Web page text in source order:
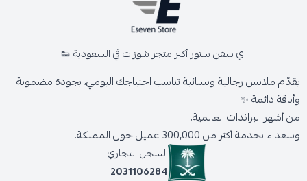
اي سفن ستور أكبر متجر شوزات في السعودية 👟
يقدّم ملابس رجالية ونسائية تناسب احتياجك اليومي، بجودة مضمونة
وأناقة دائمة ✨
من أشهر البراندات العالمية،
وسعداء بخدمة أكثر من 300,000 عميل حول المملكة.
السجل التجاري
2031106284